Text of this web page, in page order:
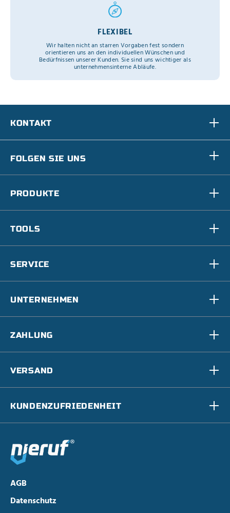
FLEXIBEL
Wir halten nicht an starren Vorgaben fest sondern
orientieren uns an den individuellen Wünschen und
Bedürfnissen unserer Kunden. Sie sind uns wichtiger als
unternehmensinterne Abläufe.
KONTAKT
FOLGEN SIE UNS
PRODUKTE
TOOLS
SERVICE
UNTERNEHMEN
ZAHLUNG
VERSAND
KUNDENZUFRIEDENHEIT
AGB
Datenschutz